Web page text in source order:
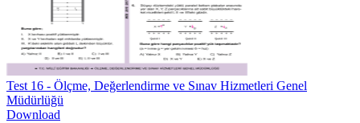
Test 16 - Ölçme, Değerlendirme ve Sınav Hizmetleri Genel
Müdürlüğü
Download